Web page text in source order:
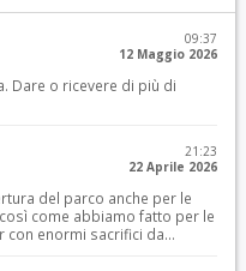
09:37
12 Maggio 2026
Dare o ricevere di più di
21:23
22 Aprile 2026
del parco anche per le
come abbiamo fatto per le
con enormi sacrifici da...